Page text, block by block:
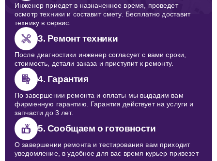
Инженер приедет в назначенное время, проведет
осмотр техники и составит смету. Бесплатно доставит
технику в сервис.
3. Ремонт техники
После диагностики инженер согласует с вами сроки,
стоимость, детали заказа и приступит к ремонту.
4. Гарантия
По завершении ремонта и оплаты мы выдадим вам
фирменную гарантию. Гарантия действует на услуги и
запчасти до 3 лет.
5. Сообщаем о готовности
О завершении ремонта и тестирования вам приходит
уведомление, в удобное для вас время курьер привезет